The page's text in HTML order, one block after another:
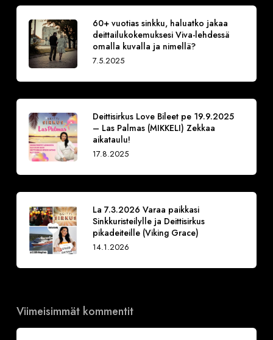
60+ vuotias sinkku, haluatko jakaa
deittailukokemuksesi Viva-lehdessä
omalla kuvalla ja nimellä?
7.5.2025
Deittisirkus Love Bileet pe 19.9.2025
– Las Palmas (MIKKELI) Zekkaa
aikataulu!
17.8.2025
La 7.3.2026 Varaa paikkasi
Sinkkuristeilylle ja Deittisirkus
pikadeiteille (Viking Grace)
14.1.2026
Viimeisimmät kommentit